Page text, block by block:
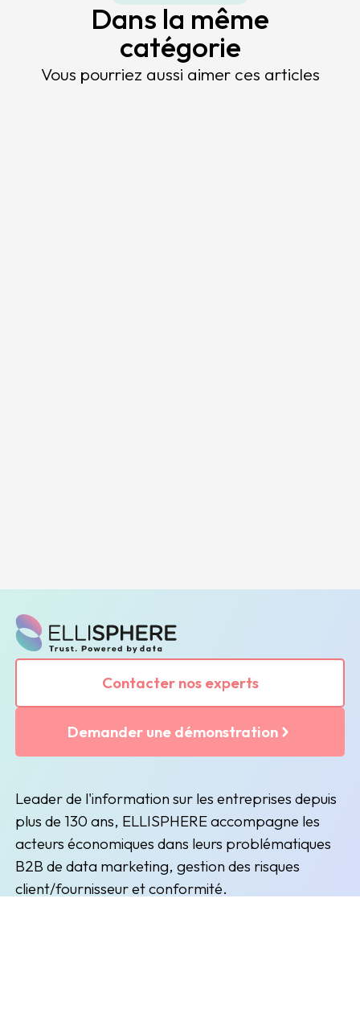
Dans la même
catégorie
Vous pourriez aussi aimer ces articles
Contacter nos experts
Demander une démonstration
Leader de l'information sur les entreprises depuis
plus de 130 ans, ELLISPHERE accompagne les
acteurs économiques dans leurs problématiques
B2B de data marketing, gestion des risques
client/fournisseur et conformité.